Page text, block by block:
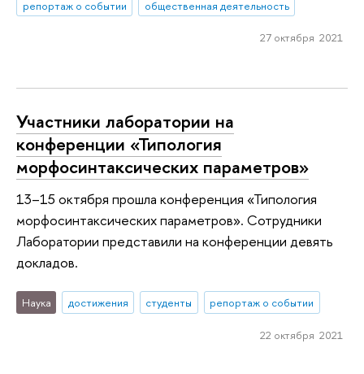
репортаж о событии
общественная деятельность
27 октября 2021
Участники лаборатории на
конференции «Типология
морфосинтаксических параметров»
13–15 октября прошла конференция «Типология
морфосинтаксических параметров». Сотрудники
Лаборатории представили на конференции девять
докладов.
Наука достижения студенты репортаж о событии
22 октября 2021